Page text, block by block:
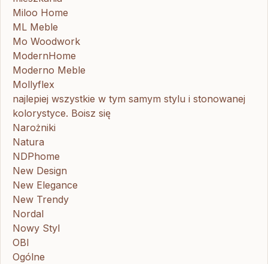
Miloo Home
ML Meble
Mo Woodwork
ModernHome
Moderno Meble
Mollyflex
najlepiej wszystkie w tym samym stylu i stonowanej
kolorystyce. Boisz się
Narożniki
Natura
NDPhome
New Design
New Elegance
New Trendy
Nordal
Nowy Styl
OBI
Ogólne